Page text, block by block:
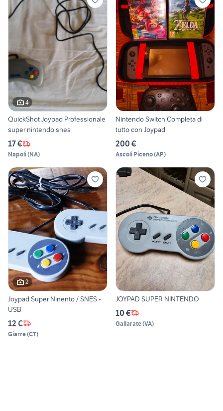
4
QuickShot Joypad Professionale
super nintendo snes
17 €
Napoli(NA)
Nintendo Switch Completa di
tutto con Joypad
200 €
Ascoli Piceno(AP)
2
Joypad Super Ninento / SNES -
USB
12 €
Giarre(CT)
JOYPAD SUPER NINTENDO
10 €
Gallarate(VA)